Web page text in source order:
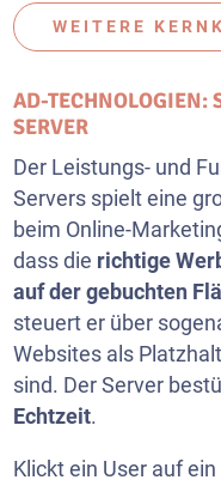
WEITERE
AD-TECHNOLOGIEN:
SERVER
Der Leistungs- und
Servers spielt eine
beim Online-
dass die richtige
auf der gebuchten
steuert er über
Websites als
sind. Der Server
Echtzeit.
Klickt ein User auf